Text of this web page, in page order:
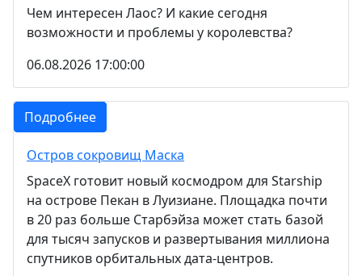
Чем интересен Лаос? И какие сегодня
возможности и проблемы у королевства?
06.08.2026 17:00:00
Подробнее
Остров сокровищ Маска
SpaceX готовит новый космодром для Starship
на острове Пекан в Луизиане. Площадка почти
в 20 раз больше Старбэйза может стать базой
для тысяч запусков и развертывания миллиона
спутников орбитальных дата-центров.